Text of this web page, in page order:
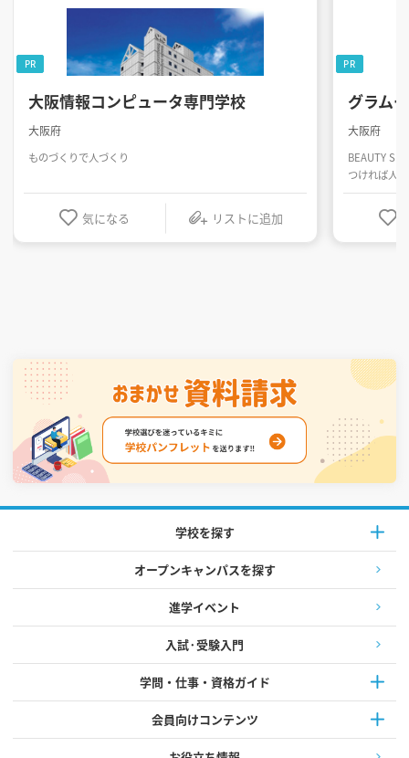
大阪情報コンピュータ専門学校
大阪府
ものづくりで人づくり
気になる リストに追加
PR
グラム
大阪府
BEAUTY
つければ人
PR
学校を探す
オープンキャンパスを探す
進学イベント
入試·受験入門
学問・仕事・資格ガイド
会員向けコンテンツ